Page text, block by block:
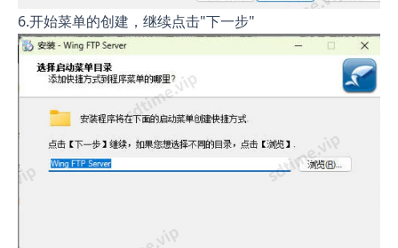
6.开始菜单的创建，继续点击"下一步"